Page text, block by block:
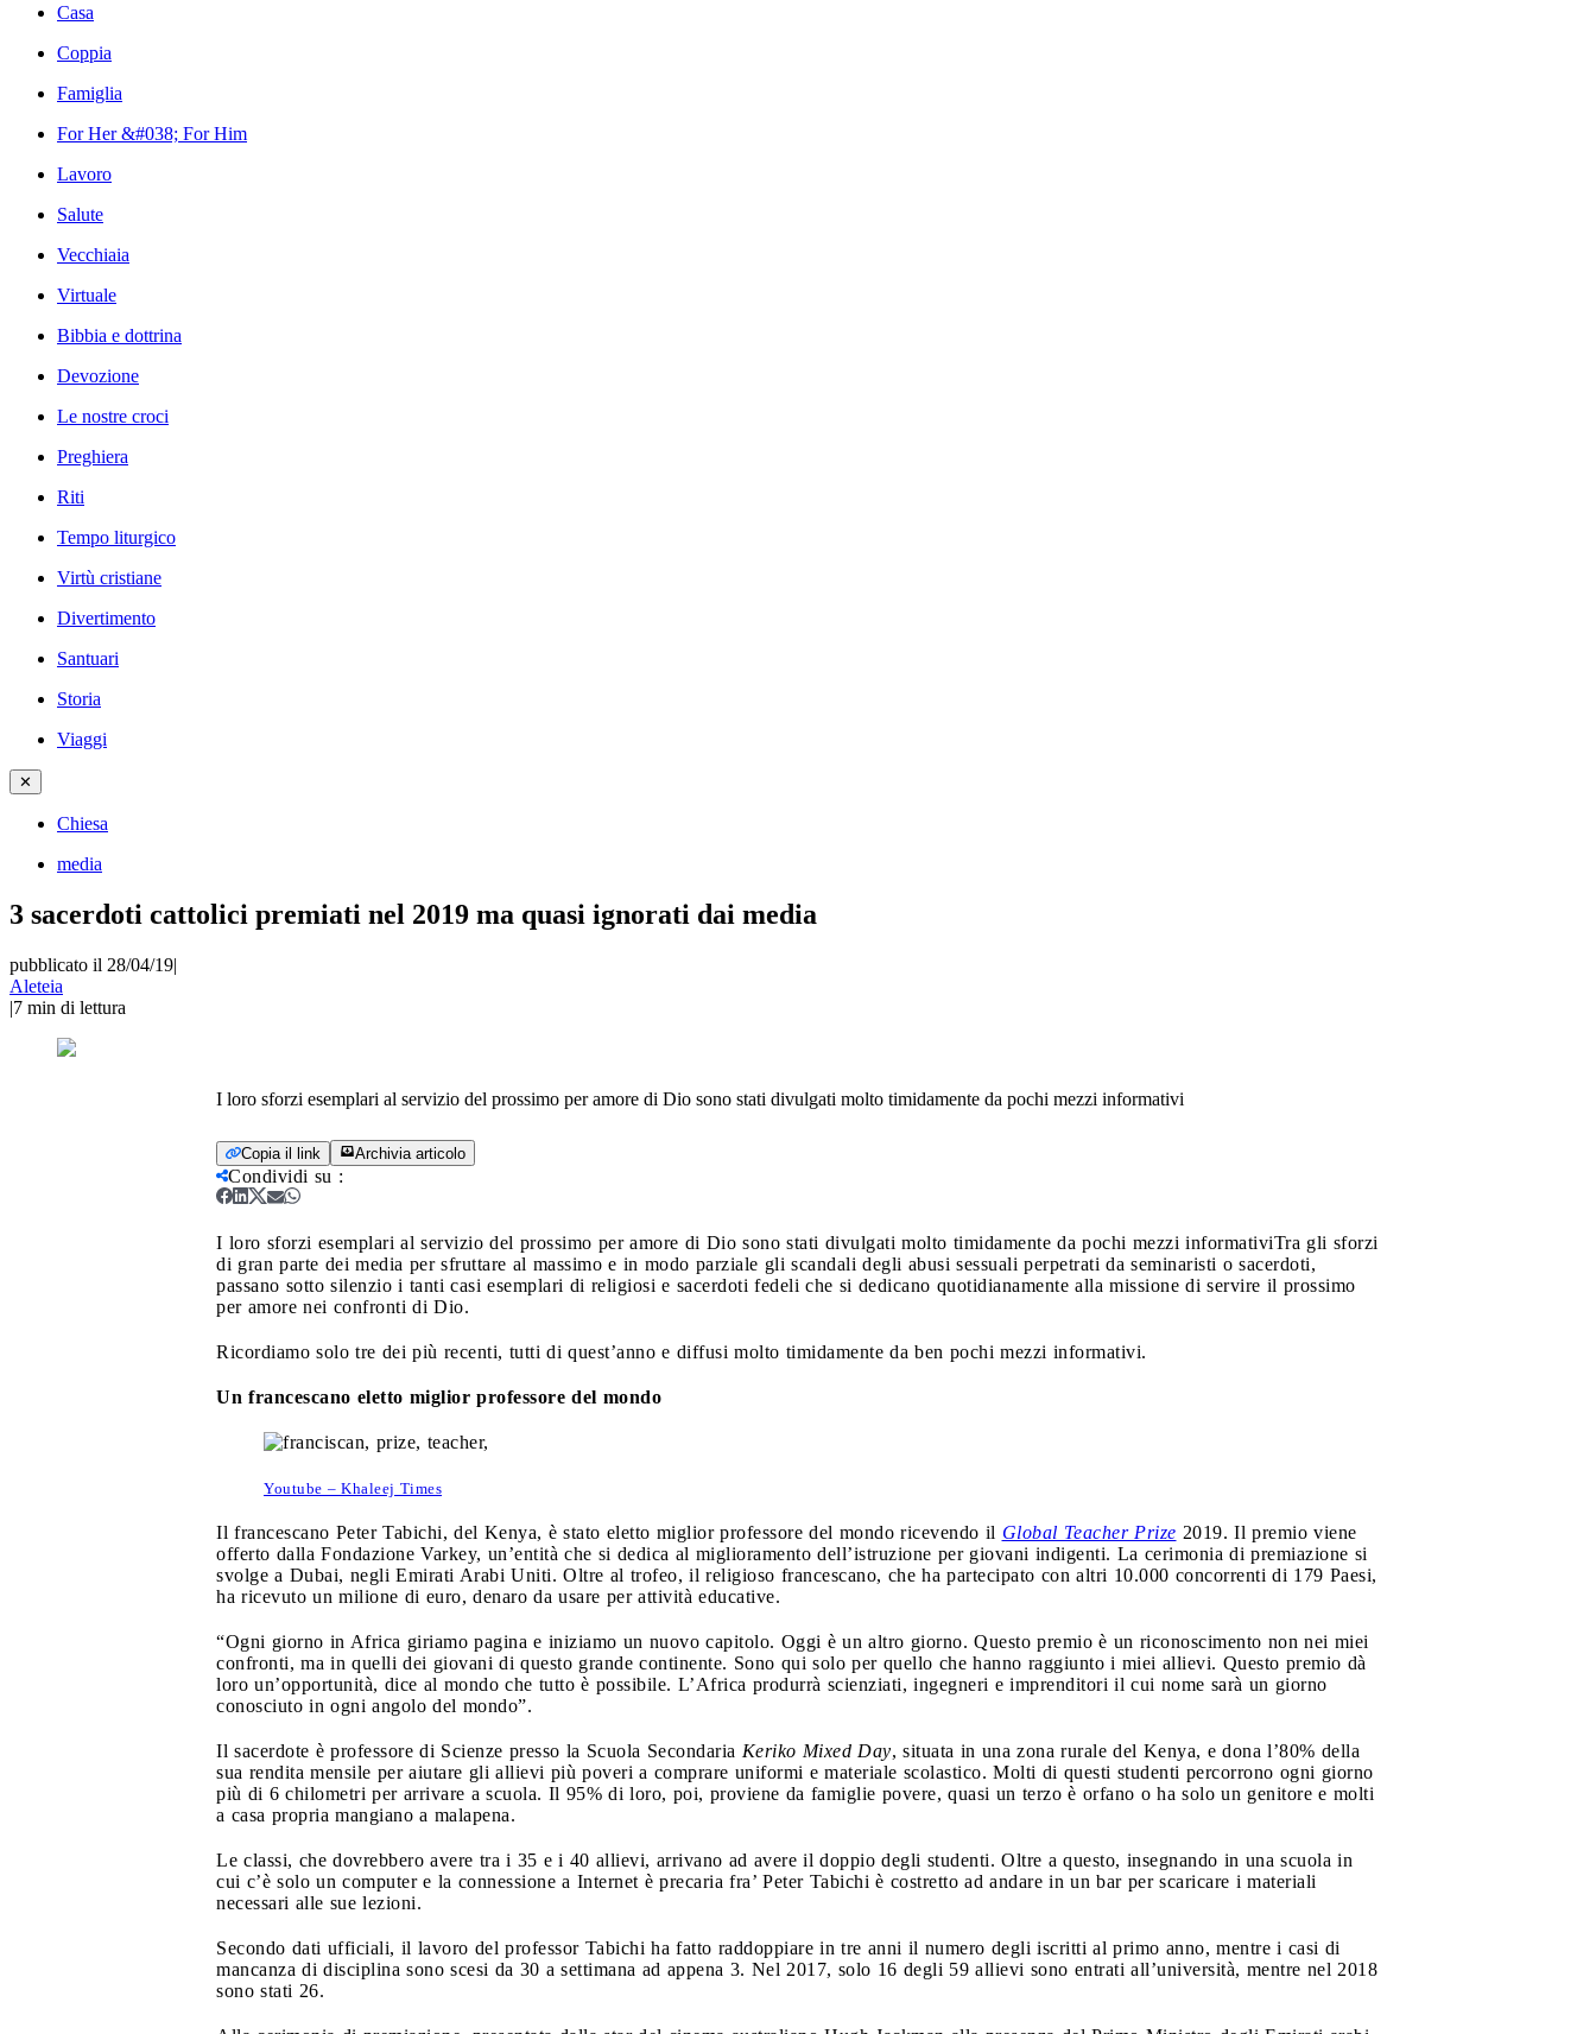
Casa
Coppia
Famiglia
For Her &#038; For Him
Lavoro
Salute
Vecchiaia
Virtuale
Bibbia e dottrina
Devozione
Le nostre croci
Preghiera
Riti
Tempo liturgico
Virtù cristiane
Divertimento
Santuari
Storia
Viaggi
✕
Chiesa
media
3 sacerdoti cattolici premiati nel 2019 ma quasi ignorati dai media
pubblicato il 28/04/19|
Aleteia
|7 min di lettura
I loro sforzi esemplari al servizio del prossimo per amore di Dio sono stati divulgati molto timidamente da pochi mezzi informativi
Copia il link Archivia articolo
Condividi su :
I loro sforzi esemplari al servizio del prossimo per amore di Dio sono stati divulgati molto timidamente da pochi mezzi informativiTra gli sforzi
di gran parte dei media per sfruttare al massimo e in modo parziale gli scandali degli abusi sessuali perpetrati da seminaristi o sacerdoti,
passano sotto silenzio i tanti casi esemplari di religiosi e sacerdoti fedeli che si dedicano quotidianamente alla missione di servire il prossimo
per amore nei confronti di Dio.
Ricordiamo solo tre dei più recenti, tutti di quest’anno e diffusi molto timidamente da ben pochi mezzi informativi.
Un francescano eletto miglior professore del mondo
Youtube – Khaleej Times
Il francescano Peter Tabichi, del Kenya, è stato eletto miglior professore del mondo ricevendo il Global Teacher Prize 2019. Il premio viene
offerto dalla Fondazione Varkey, un’entità che si dedica al miglioramento dell’istruzione per giovani indigenti. La cerimonia di premiazione si
svolge a Dubai, negli Emirati Arabi Uniti. Oltre al trofeo, il religioso francescano, che ha partecipato con altri 10.000 concorrenti di 179 Paesi,
ha ricevuto un milione di euro, denaro da usare per attività educative.
“Ogni giorno in Africa giriamo pagina e iniziamo un nuovo capitolo. Oggi è un altro giorno. Questo premio è un riconoscimento non nei miei
confronti, ma in quelli dei giovani di questo grande continente. Sono qui solo per quello che hanno raggiunto i miei allievi. Questo premio dà
loro un’opportunità, dice al mondo che tutto è possibile. L’Africa produrrà scienziati, ingegneri e imprenditori il cui nome sarà un giorno
conosciuto in ogni angolo del mondo”.
Il sacerdote è professore di Scienze presso la Scuola Secondaria Keriko Mixed Day, situata in una zona rurale del Kenya, e dona l’80% della
sua rendita mensile per aiutare gli allievi più poveri a comprare uniformi e materiale scolastico. Molti di questi studenti percorrono ogni giorno
più di 6 chilometri per arrivare a scuola. Il 95% di loro, poi, proviene da famiglie povere, quasi un terzo è orfano o ha solo un genitore e molti
a casa propria mangiano a malapena.
Le classi, che dovrebbero avere tra i 35 e i 40 allievi, arrivano ad avere il doppio degli studenti. Oltre a questo, insegnando in una scuola in
cui c’è solo un computer e la connessione a Internet è precaria fra’ Peter Tabichi è costretto ad andare in un bar per scaricare i materiali
necessari alle sue lezioni.
Secondo dati ufficiali, il lavoro del professor Tabichi ha fatto raddoppiare in tre anni il numero degli iscritti al primo anno, mentre i casi di
mancanza di disciplina sono scesi da 30 a settimana ad appena 3. Nel 2017, solo 16 degli 59 allievi sono entrati all’università, mentre nel 2018
sono stati 26.